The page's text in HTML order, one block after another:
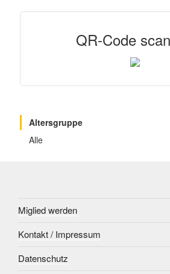
QR-Code
Altersgruppe
Alle
Miglied werden
Kontakt / Impressum
Datenschutz